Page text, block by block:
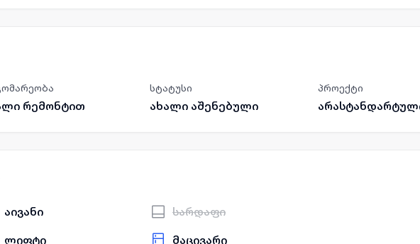
რემონტით
სტატუსი
ახალი აშენებული
პროექტი
აივანი სარდაფი
ლიფტი მაცივარი